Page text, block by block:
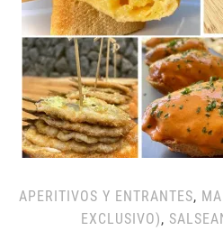
APERITIVOS Y ENTRANTES,
EXCLUSIVO),